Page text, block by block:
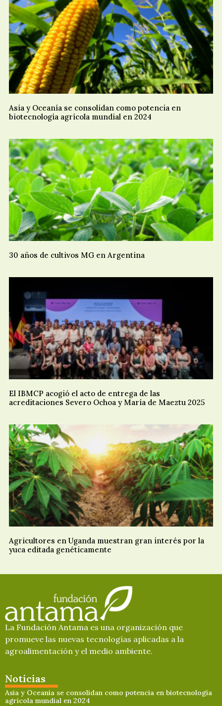
Asia y Oceanía se consolidan como potencia en
biotecnología agrícola mundial en 2024
30 años de cultivos MG en Argentina
El IBMCP acogió el acto de entrega de las
acreditaciones Severo Ochoa y María de Maeztu 2025
Agricultores en Uganda muestran gran interés por la
yuca editada genéticamente
La Fundación Antama es una organización que
promueve las nuevas tecnologías aplicadas a la
agroalimentación y el medio ambiente.
Noticias
Asia y Oceanía se consolidan como potencia en biotecnología
agrícola mundial en 2024